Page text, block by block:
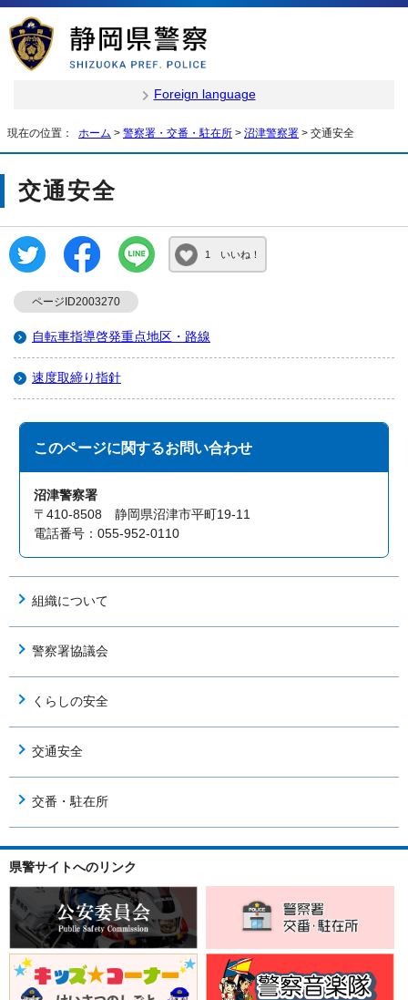
Foreign language
現在の位置： ホーム > 警察署・交番・駐在所 > 沼津警察署 > 交通安全
交通安全
1 いいね！
ページID2003270
自転車指導啓発重点地区・路線
速度取締り指針
このページに関するお問い合わせ
沼津警察署
〒410-8508 静岡県沼津市平町19-11
電話番号：055-952-0110
組織について
警察署協議会
くらしの安全
交通安全
交番・駐在所
県警サイトへのリンク